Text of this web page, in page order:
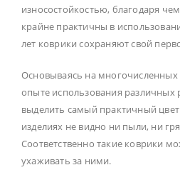
износостойкостью, благодаря
крайне практичны в
лет коврики сохраняют свой
Основываясь на многочисленных
опыте использования различных
выделить самый практичный
изделиях не видно ни пыли, ни
Соответственно такие коврики
ухаживать за ними.